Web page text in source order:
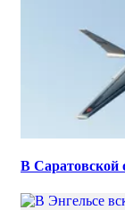
В Саратовской